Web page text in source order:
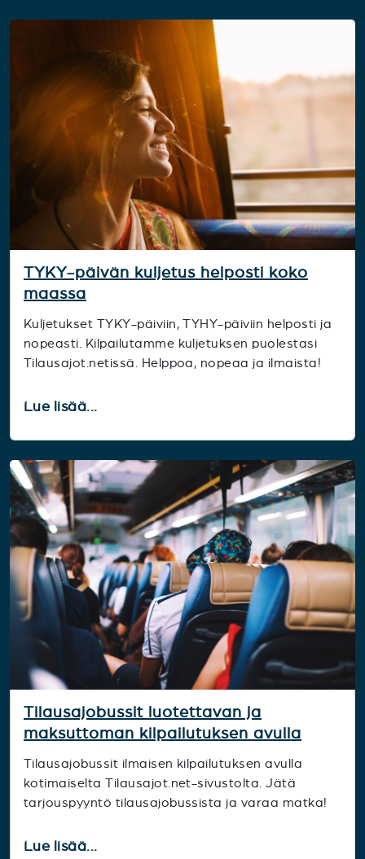
TYKY-päivän kuljetus helposti koko
maassa
Kuljetukset TYKY-päiviin, TYHY-päiviin helposti ja
nopeasti. Kilpailutamme kuljetuksen puolestasi
Tilausajot.netissä. Helppoa, nopeaa ja ilmaista!
Lue lisää...
Tilausajobussit luotettavan ja
maksuttoman kilpailutuksen avulla
Tilausajobussit ilmaisen kilpailutuksen avulla
kotimaiselta Tilausajot.net-sivustolta. Jätä
tarjouspyyntö tilausajobussista ja varaa matka!
Lue lisää...